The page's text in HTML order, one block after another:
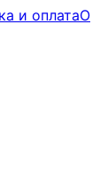
и оплатаО